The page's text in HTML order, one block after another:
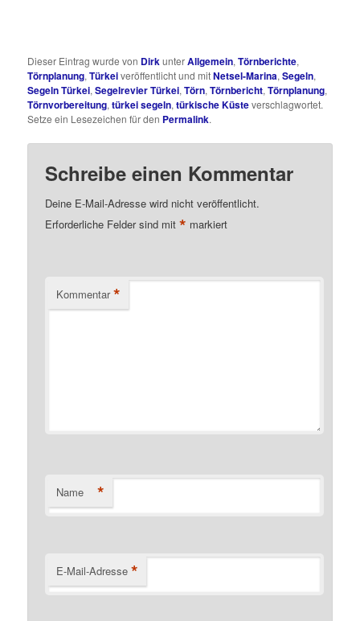
Dieser Eintrag wurde von DirkunterAllgemein,Törnberichte,
Törnplanung,Türkeiveröffentlicht und mitNetsel-Marina,Segeln,
Segeln Türkei,Segelrevier Türkei,Törn,Törnbericht,Törnplanung,
Törnvorbereitung,türkei segeln,türkische Küsteverschlagwortet.
Setze ein Lesezeichen für den Permalink.
Schreibe einen Kommentar
Deine E-Mail-Adresse wird nicht veröffentlicht.
Erforderliche Felder sind mit* markiert
Kommentar *
Name *
E-Mail-Adresse *